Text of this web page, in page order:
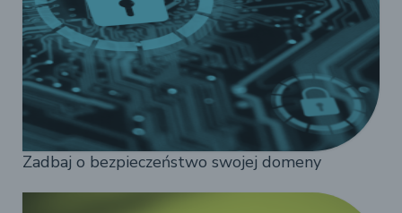
Zadbaj o bezpieczeństwo swojej domeny